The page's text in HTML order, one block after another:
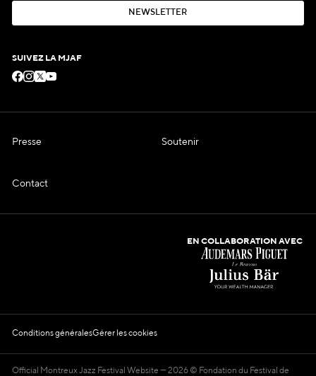
N EWSLE ER
SUIVEZ LA MJAF
Presse Soutenir
Contact
EN COLLABORATION AVEC
Conditions généralesGérer les cookies
Official Montreux Jazz Festival Website
2026 © Fondation du Festival de